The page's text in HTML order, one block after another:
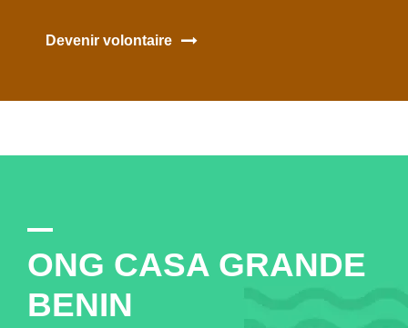
Devenir volontaire
ONG CASA GRANDE
BENIN